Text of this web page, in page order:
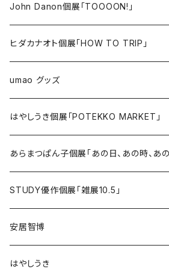
John Danon個展「TOOOON!」
ヒダカナオト個展「HOW TO TRIP」
umao グッズ
はやしうき個展「POTEKKO MARKET」
あらまつぱん子個展「あの日、あの時、あの
STUDY優作個展「雑展10.5」
安居智博
はやしうき